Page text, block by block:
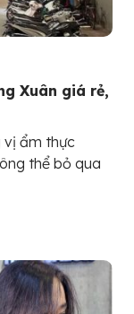
Xuân giá rẻ,
vị ẩm thực
thể bỏ qua